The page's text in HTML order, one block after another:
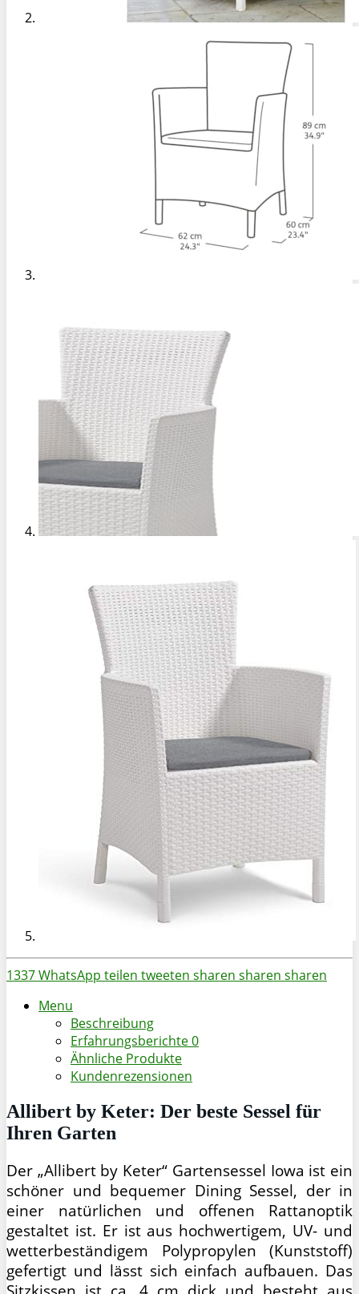
1337WhatsApp teilen tweeten sharen sharen sharen
Menu
Beschreibung
Erfahrungsberichte0
Ähnliche Produkte
Kundenrezensionen
Allibert by Keter: Der beste Sessel für
Ihren Garten
Der „Allibert by Keter“ Gartensessel Iowa ist ein
schöner und bequemer Dining Sessel, der in
einer natürlichen und offenen Rattanoptik
gestaltet ist. Er ist aus hochwertigem, UV- und
wetterbeständigem Polypropylen (Kunststoff)
gefertigt und lässt sich einfach aufbauen. Das